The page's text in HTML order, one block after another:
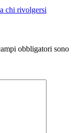
chi rivolgersi
obbligatori sono